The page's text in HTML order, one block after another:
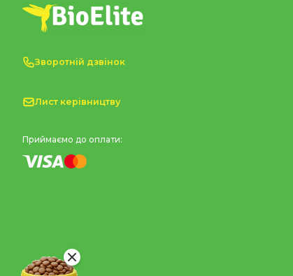
Зворотній дзвінок
Лист керівництву
Приймаємо до оплати: